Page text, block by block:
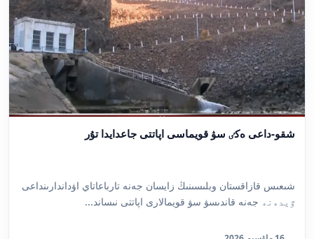
شقو-داعى ەكٸ سۋ قويماسى اپاتتى جاعدايدا تۇر
شىعىس قازاقستان وبلىسىنىڭ زايسان جەنە تارباعاتاي اۋداندارىنداعى
ٷيدەنە جەنە قاندىسۋ سۋ قويمالارى اپاتتى نىساند...